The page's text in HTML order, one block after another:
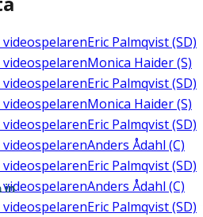
videospelarenEric Palmqvist (SD)
videospelarenMonica Haider (S)
videospelarenEric Palmqvist (SD)
videospelarenMonica Haider (S)
Eric Palmqvist (SD)
videospelarenAnders Ådahl (C)
videospelarenEric Palmqvist (SD)
Anders Ådahl (C)
videospelarenEric Palmqvist (SD)
in